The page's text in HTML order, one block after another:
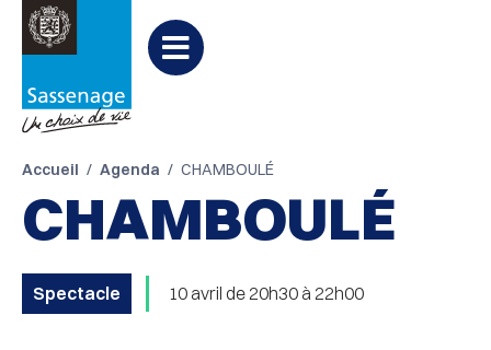
Aller à la recherche
PARTAGER Partager
sur
Accueil Agenda CHAMBOULÉ
CHAMBOULÉ
Spectacle 10 avril de 20h30 à 22h00